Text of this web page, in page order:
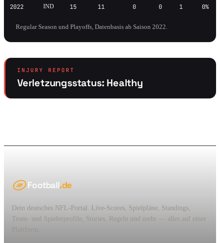
2022 IND 15 11 0 0 1 0%
Regular Season und Playoffs, Datenbasis ab Saison 2022.
INJURY REPORT
Verletzungsstatus: Healthy
Football.de
Dein deutsches NFL-Portal. Live-Scores, Spielpläne, Standings,
Team- und Spielerprofile, Stories, Regeln und mehr — alles auf einer
Plattform.